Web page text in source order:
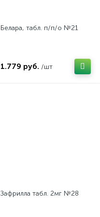
Белара, табл. п/п/о №21
1.779 руб. /шт
Зафрилла табл. 2мг №28